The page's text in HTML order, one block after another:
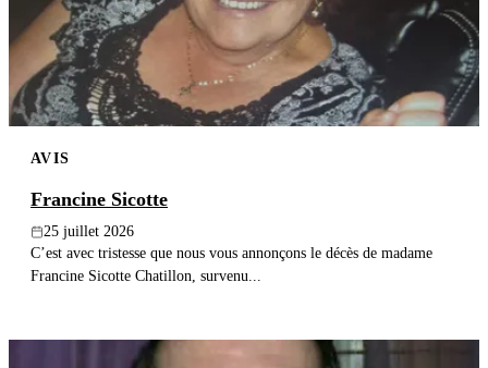
AVIS
Francine Sicotte
25 juillet 2026
C’est avec tristesse que nous vous annonçons le décès de madame
Francine Sicotte Chatillon, survenu...